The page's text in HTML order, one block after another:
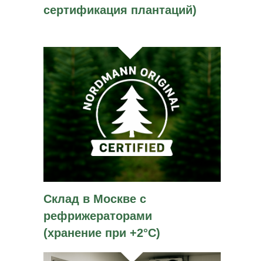
сертификация плантаций)
Склад в Москве с
рефрижераторами
(хранение при +2°C)